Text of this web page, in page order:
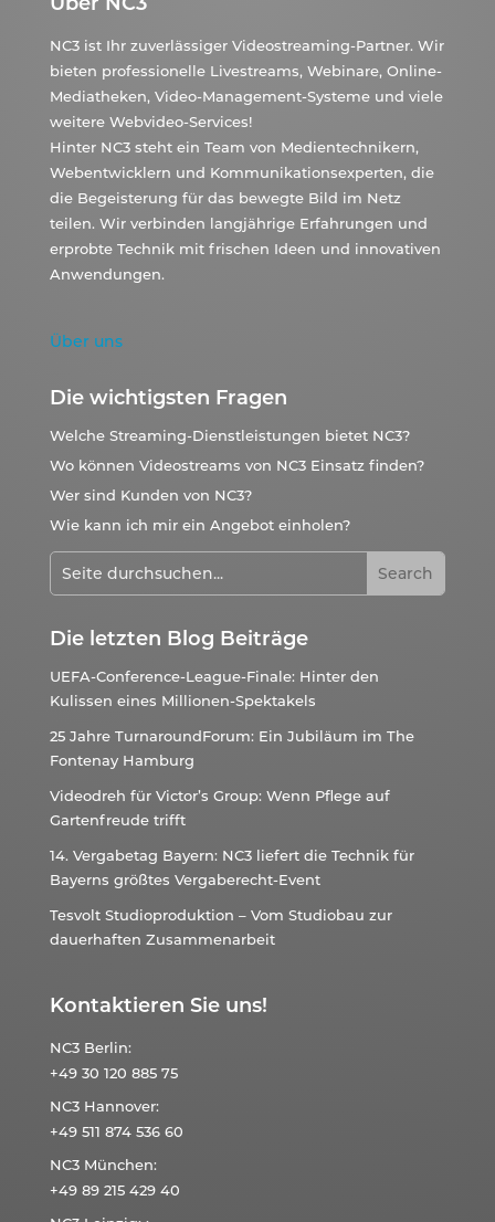
NC3 ist Ihr zuverlässiger Videostreaming-Partner. Wir
bieten professionelle Livestreams, Webinare, Online-
Mediatheken, Video-Management-Systeme und viele
weitere Webvideo-Services!
Hinter NC3 steht ein Team von Medientechnikern,
Webentwicklern und Kommunikationsexperten, die
die Begeisterung für das bewegte Bild im Netz
teilen. Wir verbinden langjährige Erfahrungen und
erprobte Technik mit frischen Ideen und innovativen
Anwendungen.
Über uns
Die wichtigsten Fragen
Welche Streaming-Dienstleistungen bietet NC3?
Wo können Videostreams von NC3 Einsatz finden?
Wer sind Kunden von NC3?
Wie kann ich mir ein Angebot einholen?
Die letzten Blog Beiträge
UEFA-Conference-League-Finale: Hinter den
Kulissen eines Millionen-Spektakels
25 Jahre TurnaroundForum: Ein Jubiläum im The
Fontenay Hamburg
Videodreh für Victor’s Group: Wenn Pflege auf
Gartenfreude trifft
14. Vergabetag Bayern: NC3 liefert die Technik für
Bayerns größtes Vergaberecht-Event
Tesvolt Studioproduktion – Vom Studiobau zur
dauerhaften Zusammenarbeit
Kontaktieren Sie uns!
NC3 Berlin:
+49 30 120 885 75
NC3 Hannover:
+49 511 874 536 60
NC3 München:
+49 89 215 429 40